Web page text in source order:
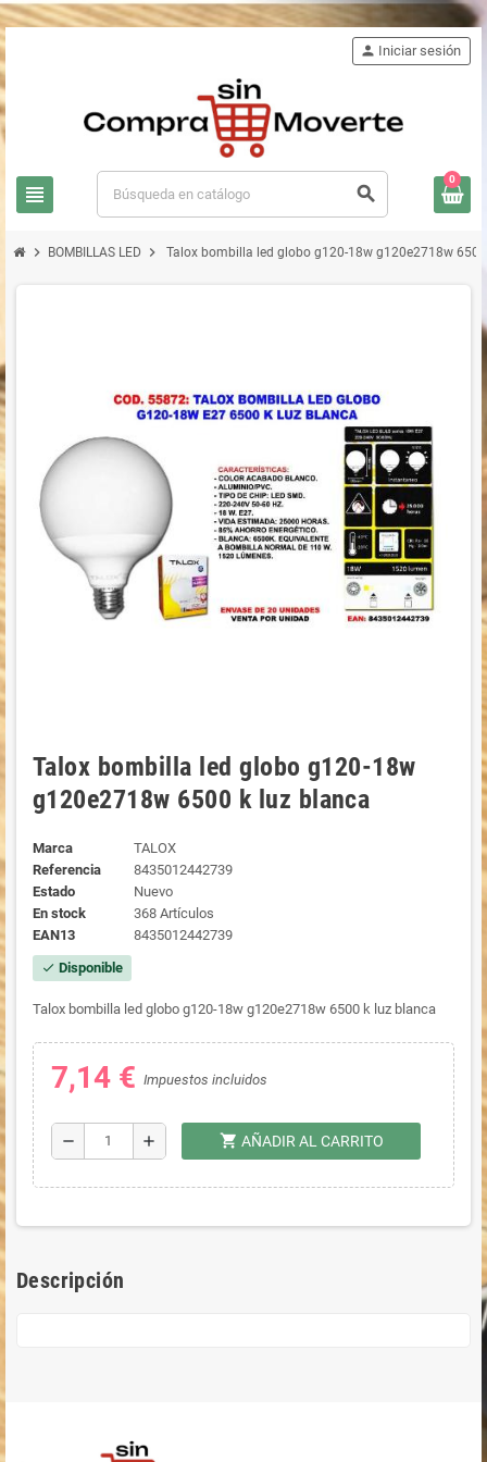
view_headline search
person Iniciar sesión
0
chevron_right BOMBILLAS LED chevron_right Talox bombilla led globo g120-18w g120e2718w
Talox bombilla led globo g120-18w
g120e2718w 6500 k luz blanca
Marca
TALOX
Referencia
8435012442739
Estado
Nuevo
En stock
368 Artículos
EAN13
8435012442739
check Disponible
Talox bombilla led globo g120-18w g120e2718w 6500 k luz blanca
7,14 € Impuestos incluidos
remove add shopping_cart AÑADIR AL CARRITO
Descripción